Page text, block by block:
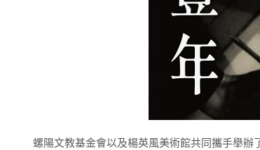
螺陽文教基金會以及楊英風美術館共同攜手舉